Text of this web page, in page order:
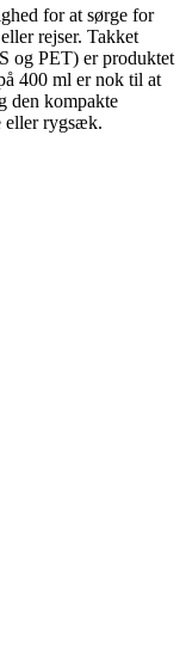
for at sørge for
rejser. Takket
og PET) er produktet
400 ml er nok til at
den kompakte
eller rygsæk.